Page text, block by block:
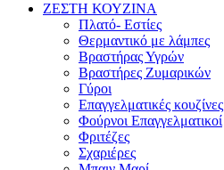
ΖΕΣΤΗ ΚΟΥΖΙΝΑ
Πλατό- Εστίες
Θερμαντικό με λάμπες
Βραστήρας Υγρών
Βραστήρες Ζυμαρικών
Γύροι
Επαγγελματικές κουζίνες
Φούρνοι Επαγγελματικοί
Φριτέζες
Σχαριέρες